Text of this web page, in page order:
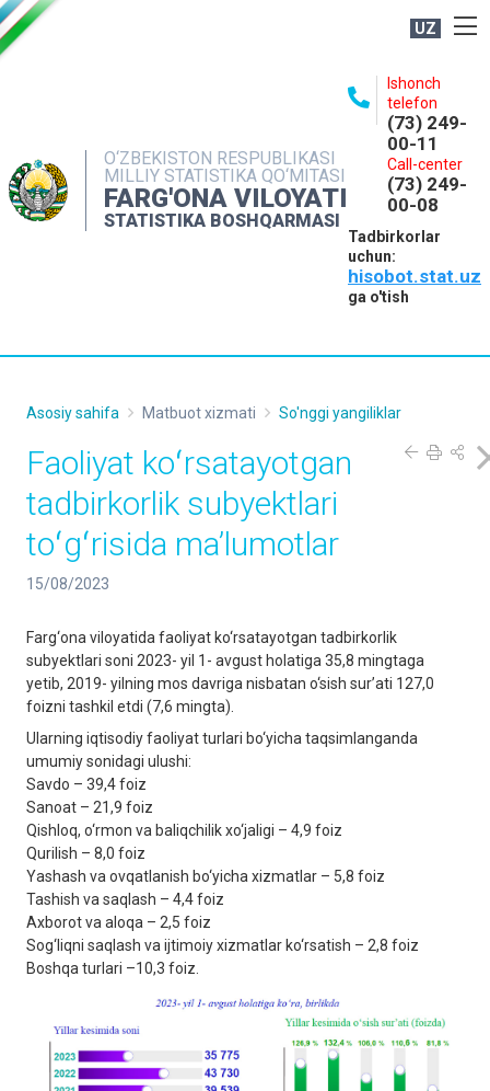
UZ
O‘ZBEKISTON RESPUBLIKASI
MILLIY STATISTIKA QO‘MITASI
FARG'ONA VILOYATI
STATISTIKA BOSHQARMASI
Ishonch
telefon
(73) 249-
00-11
Call-center
(73) 249-
00-08
Tadbirkorlar
uchun:
hisobot.stat.uz
ga o'tish
NASHRLAR
INTERAKTIV XIZMATLAR
MATBUOT XIZMATI
Asosiy sahifa Matbuot xizmati So'nggi yangiliklar
Faoliyat koʻrsatayotgan
tadbirkorlik subyektlari
toʻgʻrisida maʼlumotlar
15/08/2023
Farg‘ona viloyatida faoliyat ko‘rsatayotgan tadbirkorlik
subyektlari soni 2023- yil 1- avgust holatiga 35,8 mingtaga
yetib, 2019- yilning mos davriga nisbatan o‘sish sur’ati 127,0
foizni tashkil etdi (7,6 mingta).
Ularning iqtisodiy faoliyat turlari bo‘yicha taqsimlanganda
umumiy sonidagi ulushi:
Savdo – 39,4 foiz
Sanoat – 21,9 foiz
Qishloq, o‘rmon va baliqchilik xo‘jaligi – 4,9 foiz
Qurilish – 8,0 foiz
Yashash va ovqatlanish bo‘yicha xizmatlar – 5,8 foiz
Tashish va saqlash – 4,4 foiz
Axborot va aloqa – 2,5 foiz
Sog‘liqni saqlash va ijtimoiy xizmatlar ko‘rsatish – 2,8 foiz
Boshqa turlari –10,3 foiz.